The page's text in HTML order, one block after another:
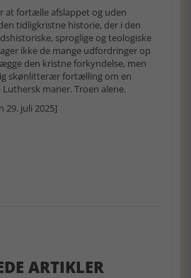
at fortælle afslappet og uden
tidligkristne historie, der i den
sproglige og teologiske
ikke de mange udfordringer op
den kristne forkyndelse, men
skønlitterær fortælling om en
maner. Troen alene.
29. juli 2025]
ARTIKLER